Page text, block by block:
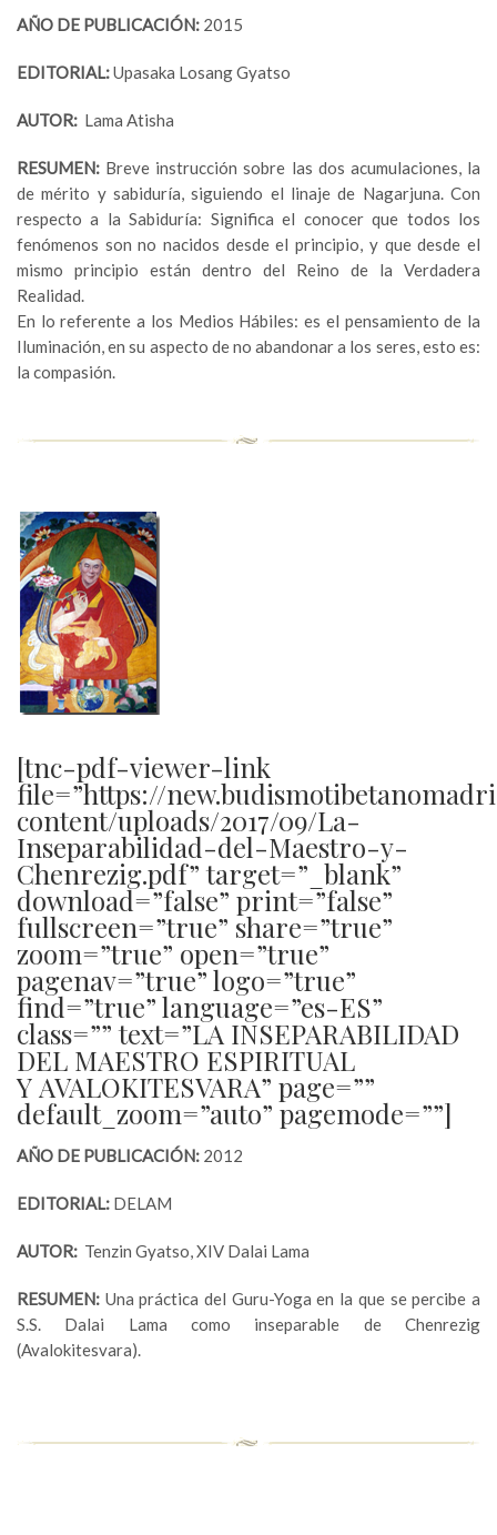
AÑO DE PUBLICACIÓN: 2015
EDITORIAL:Upasaka Losang Gyatso
AUTOR: Lama Atisha
RESUMEN: Breve instrucción sobre las dos acumulaciones, la
de mérito y sabiduría, siguiendo el linaje de Nagarjuna. Con
respecto a la Sabiduría: Significa el conocer que todos los
fenómenos son no nacidos desde el principio, y que desde el
mismo principio están dentro del Reino de la Verdadera
Realidad.
En lo referente a los Medios Hábiles: es el pensamiento de la
Iluminación, en su aspecto de no abandonar a los seres, esto es:
la compasión.
[tnc-pdf-viewer-link
file=”https://
content/uploads/2017/09/La-
Inseparabilidad-del-Maestro-y-
Chenrezig.pdf” target=”_blank”
download=”false” print=”false”
fullscreen=”true” share=”true”
zoom=”true” open=”true”
pagenav=”true” logo=”true”
find=”true” language=”es-ES”
class=”” text=”LA INSEPARABILIDAD
DEL MAESTRO ESPIRITUAL
Y AVALOKITESVARA” page=””
default_zoom=”auto” pagemode=””]
AÑO DE PUBLICACIÓN: 2012
EDITORIAL: DELAM
AUTOR: Tenzin Gyatso, XIV Dalai Lama
RESUMEN: Una práctica del Guru-Yoga en la que se percibe a
S.S. Dalai Lama como inseparable de Chenrezig
(Avalokitesvara).